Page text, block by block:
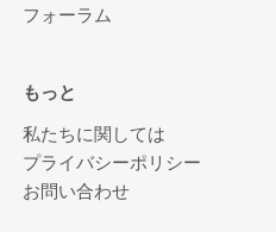
フォーラム
もっと
私たちに関しては
プライバシーポリシー
お問い合わせ